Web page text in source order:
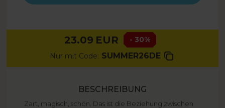
23.09 EUR
- 30%
Nur mit Code: SUMMER26DE
BESCHREIBUNG
Zart, magisch, schön. Das ist die Beziehung zwischen